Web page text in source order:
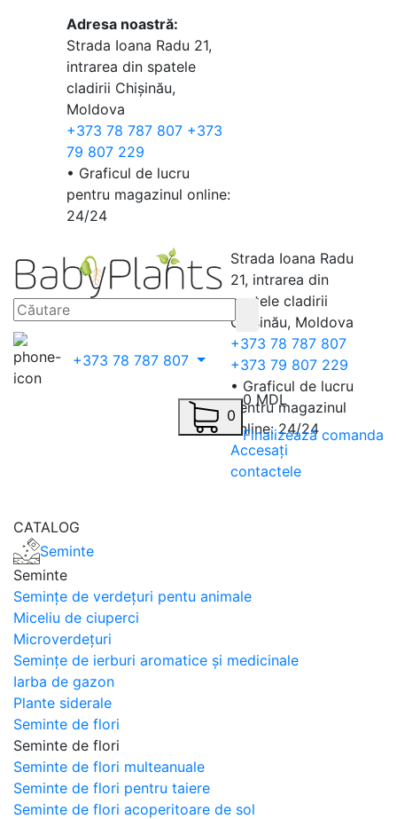
Adresa noastră:
Strada Ioana Radu 21,
intrarea din spatele
cladirii Chișinău,
Moldova
+373 78 787 807 +373
79 807 229
• Graficul de lucru
pentru magazinul online:
24/24
Strada Ioana Radu
21, intrarea din
spatele cladirii
Chișinău, Moldova
+373 78 787 807
+373 79 807 229
• Graficul de lucru
pentru magazinul
online: 24/24
Accesați
contactele
+373 78 787 807
0
0 MDL
Finalizează comanda
CATALOG
Seminte
Seminte
Semințe de verdețuri pentu animale
Miceliu de ciuperci
Microverdețuri
Semințe de ierburi aromatice și medicinale
Iarba de gazon
Plante siderale
Seminte de flori
Seminte de flori
Seminte de flori multeanuale
Seminte de flori pentru taiere
Seminte de flori acoperitoare de sol